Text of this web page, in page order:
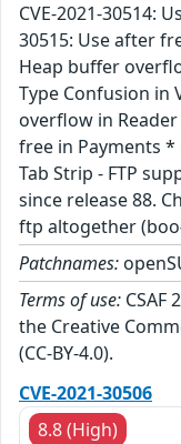
CVE-2021-30514:
30515: Use after
Heap buffer
Type Confusion in
overflow in
free in Payments *
Tab Strip - FTP
since release 88.
ftp altogether
Patchnames:
Terms of use: CSAF
the Creative
(CC-BY-4.0).
CVE-2021-30506
8.8 (High)